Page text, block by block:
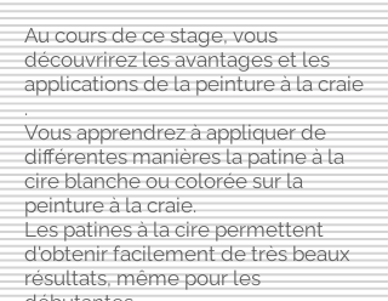
Au cours de ce stage, vous
découvrirez les avantages et les
applications de la peinture à la craie
.
Vous apprendrez à appliquer de
différentes manières la patine à la
cire blanche ou colorée sur la
peinture à la craie.
Les patines à la cire permettent
d'obtenir facilement de très beaux
résultats, même pour les